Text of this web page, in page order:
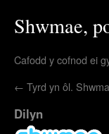
Shwmae,
Cafodd y cofnod ei
← Tyrd yn ôl.
Dilyn